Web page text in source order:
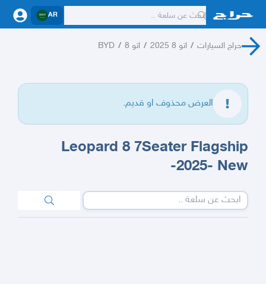
AR
حراج السيارات / اتو 8 2025 / اتو 8 /
BYD
العرض محذوف او قديم.
Leopard 8 7Seater Flagship
-2025- New